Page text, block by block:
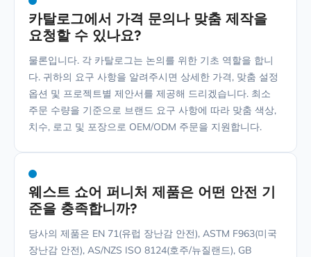
카탈로그에서 가격 문의나 맞춤 제작을
요청할 수 있나요?
물론입니다. 각 카탈로그는 논의를 위한 기초 역할을 합니
다. 귀하의 요구 사항을 알려주시면 상세한 가격, 맞춤 설정
옵션 및 프로젝트별 제안서를 제공해 드리겠습니다. 최소
주문 수량을 기준으로 브랜드 요구 사항에 따라 맞춤 색상,
치수, 로고 및 포장으로 OEM/ODM 주문을 지원합니다.
웨스트 쇼어 퍼니처 제품은 어떤 안전 기
준을 충족합니까?
당사의 제품은 EN 71(유럽 장난감 안전), ASTM F963(미국
장난감 안전), AS/NZS ISO 8124(호주/뉴질랜드), GB